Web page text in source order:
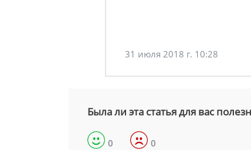
31 июля 2018 г. 10:28
Была ли эта статья для вас
0 0